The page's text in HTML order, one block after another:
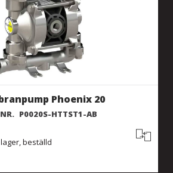
Phoenix 20
P0020S-HTTST1-AB
lager, beställd